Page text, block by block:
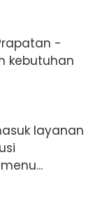
-
kebutuhan
layanan